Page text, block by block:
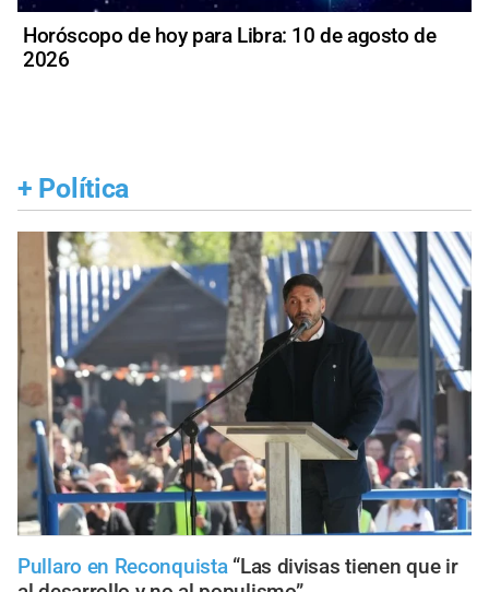
Horóscopo de hoy para Libra: 10 de agosto de
2026
+ Política
Pullaro en Reconquista “Las divisas tienen que ir